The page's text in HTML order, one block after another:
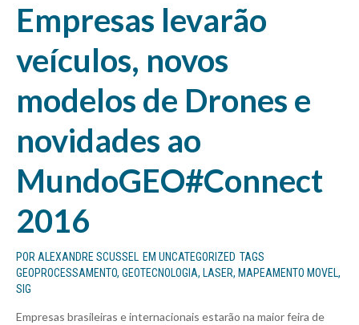
Empresas levarão
veículos, novos
modelos de Drones e
novidades ao
MundoGEO#Connect
2016
PORALEXANDRE SCUSSEL EM UNCATEGORIZED TAGS
GEOPROCESSAMENTO, GEOTECNOLOGIA, LASER, MAPEAMENTO MOVEL,
SIG
Empresas brasileiras e internacionais estarão na maior feira de